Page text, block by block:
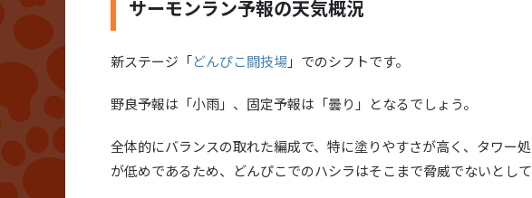
サーモンラン予報の天気概況
新ステージ「どんぴこ闘技場」でのシフトです。
野良予報は「小雨」、固定予報は「曇り」となるでしょう。
全体的にバランスの取れた編成で、特に塗りやすさが高く、タワー
が低めであるため、どんぴこでのハシラはそこまで脅威でないとし